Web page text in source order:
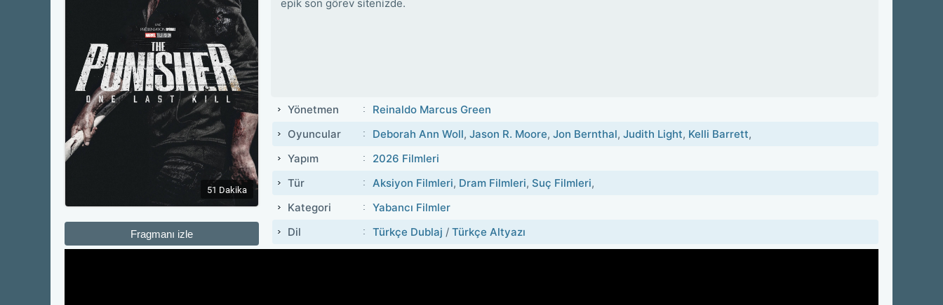
51 Dakika
Fragmanı izle
epik son görev sitenizde.
Yönetmen
Reinaldo Marcus Green
Oyuncular
Deborah Ann Woll, Jason R. Moore, Jon Bernthal, Judith Light, Kelli Barrett,
Yapım
2026 Filmleri
Tür
Aksiyon Filmleri, Dram Filmleri, Suç Filmleri,
Kategori
Yabancı Filmler
Dil
Türkçe Dublaj / Türkçe Altyazı